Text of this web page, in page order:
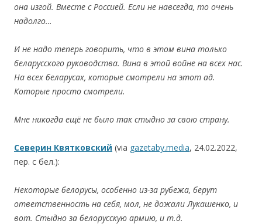
она изгой. Вместе с Россией. Если не навсегда, то очень
надолго…
И не надо теперь говорить, что в этом вина только
беларусского руководства. Вина в этой войне на всех нас.
На всех беларусах, которые смотрели на этот ад.
Которые просто смотрели.
Мне никогда ещё не было так стыдно за свою страну.
Северин Квятковский (via gazetaby.media, 24.02.2022,
пер. с бел.):
Некоторые белорусы, особенно из-за рубежа, берут
ответcтвенность на себя, мол, не дожали Лукашенко, и
вот. Стыдно за белоруcскую армию, и т.д.